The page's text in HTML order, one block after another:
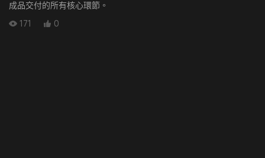
成品交付的所有核心環節。
171
0